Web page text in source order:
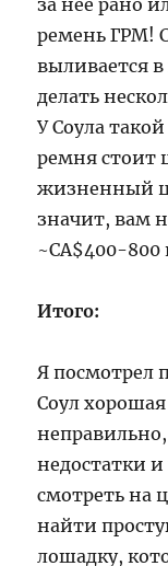
за нее рано
ремень ГРМ!
выливается
делать
У Соула
ремня стоит
жизненный
значит, вам
~CA$400-
Итого:
Я посмотрел
Соул
недостатки
смотреть на
найти
лошадку,